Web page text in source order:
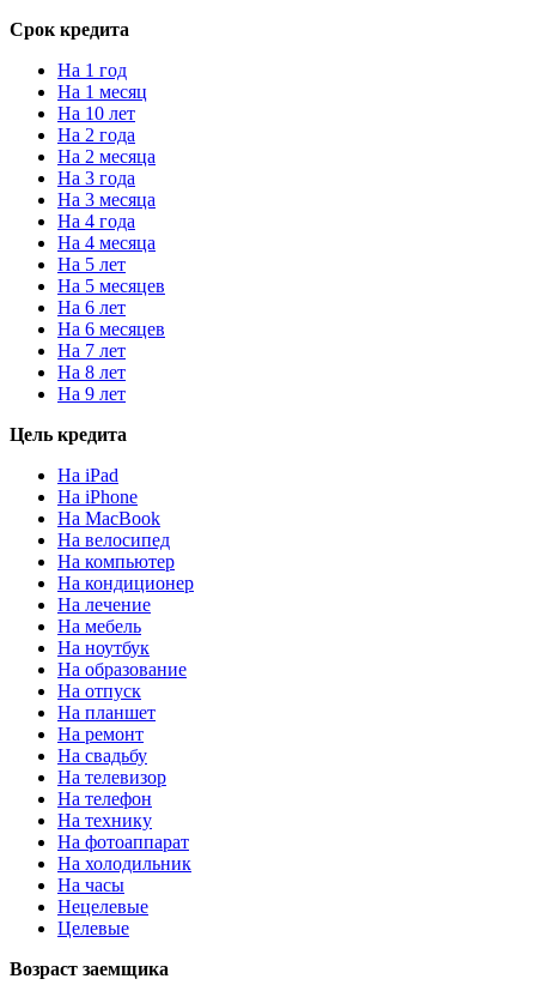
Срок кредита
На 1 год
На 1 месяц
На 10 лет
На 2 года
На 2 месяца
На 3 года
На 3 месяца
На 4 года
На 4 месяца
На 5 лет
На 5 месяцев
На 6 лет
На 6 месяцев
На 7 лет
На 8 лет
На 9 лет
Цель кредита
На iPad
На iPhone
На MacBook
На велосипед
На компьютер
На кондиционер
На лечение
На мебель
На ноутбук
На образование
На отпуск
На планшет
На ремонт
На свадьбу
На телевизор
На телефон
На технику
На фотоаппарат
На холодильник
На часы
Нецелевые
Целевые
Возраст заемщика